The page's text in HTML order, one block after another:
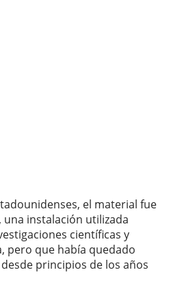
el material fue
instalación utilizada
científicas y
pero que había quedado
principios de los años